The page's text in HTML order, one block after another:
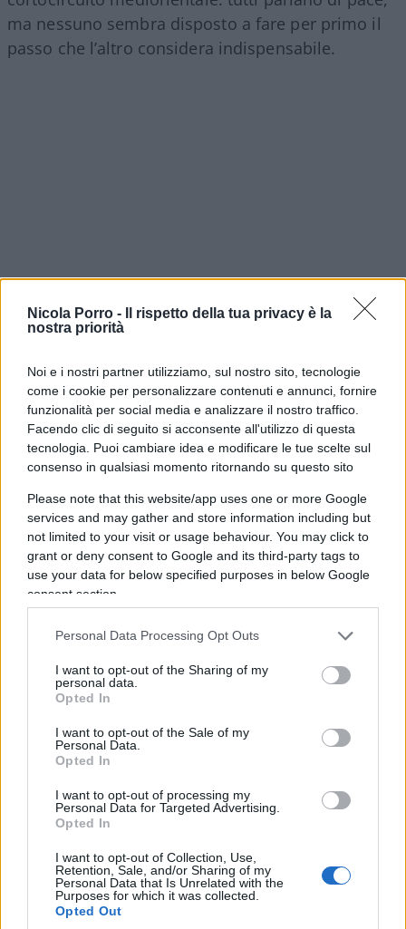
Nicola Porro -
Il rispetto della tua privacy è la
nostra priorità
Noi e i nostri partner utilizziamo, sul nostro sito, tecnologie
come i cookie per personalizzare contenuti e annunci, fornire
funzionalità per social media e analizzare il nostro traffico.
Facendo clic di seguito si acconsente all'utilizzo di questa
tecnologia. Puoi cambiare idea e modificare le tue scelte sul
consenso in qualsiasi momento ritornando su questo sito
Please note that this website/app uses one or more Google
services and may gather and store information including but
not limited to your visit or usage behaviour. You may click to
grant or deny consent to Google and its third-party tags to
use your data for below specified purposes in below Google
consent section.
Personal Data Processing Opt Outs
I want to opt-out of the Sharing of my
personal data.
Opted In
I want to opt-out of the Sale of my
Personal Data.
Opted In
I want to opt-out of processing my
Personal Data for Targeted Advertising.
Opted In
I want to opt-out of Collection, Use,
Retention, Sale, and/or Sharing of my
Personal Data that Is Unrelated with the
Purposes for which it was collected.
Opted Out
ma nessuno sembra disposto a fare per primo il
passo che l’altro considera indispensabile.
ferro, il resto della regione continua a muoversi.
Sul fronte iraniano, infatti, non arrivano segnali
molto più incoraggianti. Il ministro degli Esteri
Abbas Araghchiha smentito l’esistenza di
colloqui diretti con gli Stati Uniti, spiegando che al
momento ci sono soltanto scambi di messaggi
attraversointermediari . Dunque, nessun
negoziato ufficiale tra Washington e Teheran.
E anche qui il punto decisivo è
uno: lo Stretto di Hormuz
L’Iran continua a legare la questione della
riapertura dello Stretto a precise condizioni,
mentre i pasdaran hanno chiarito che un
eventuale accordo con l’Oman non
significherebbe automaticamente la riapertura di
Hormuz alla navigazione internazionale. È una
partita enorme, perché Hormuz non è un dettaglio
energetici del pianeta e qualsiasi limitazione alla
navigazione può avere conseguenze ben oltre il
Medio Oriente